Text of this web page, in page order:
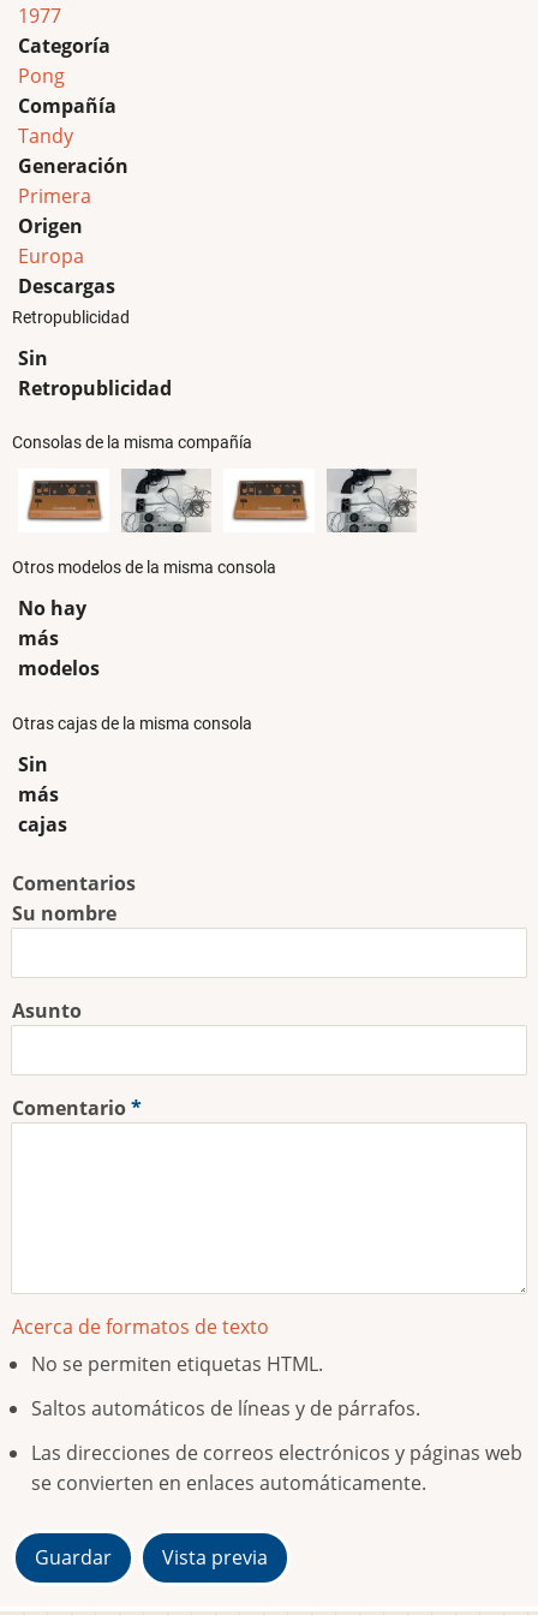
1977
Categoría
Pong
Compañía
Tandy
Generación
Primera
Origen
Europa
Descargas
Retropublicidad
Sin
Retropublicidad
Consolas de la misma compañía
Otros modelos de la misma consola
No hay
más
modelos
Otras cajas de la misma consola
Sin
más
cajas
Comentarios
Su nombre
Asunto
Comentario
Acerca de formatos de texto
No se permiten etiquetas HTML.
Saltos automáticos de líneas y de párrafos.
Las direcciones de correos electrónicos y páginas web
se convierten en enlaces automáticamente.